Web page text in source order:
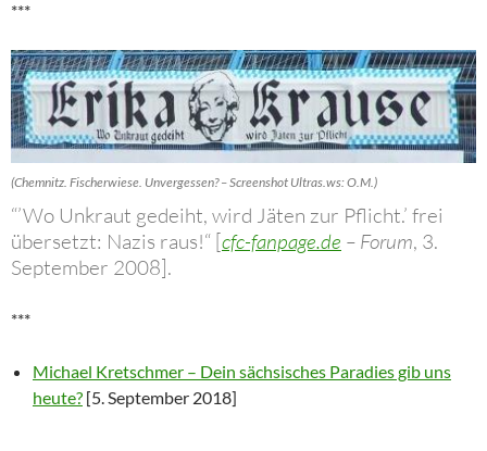
***
(Chemnitz. Fischerwiese. Unvergessen? – Screenshot Ultras.ws: O.M.)
“’Wo Unkraut gedeiht, wird Jäten zur Pflicht.’ frei
übersetzt: Nazis raus!“ [cfc-fanpage.de – Forum, 3.
September 2008].
***
Michael Kretschmer – Dein sächsisches Paradies gib uns
heute? [5. September 2018]